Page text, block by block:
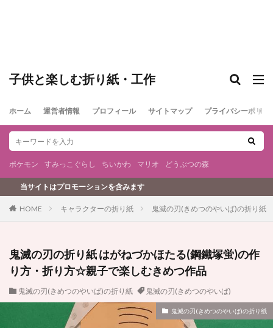
子供と楽しむ折り紙・工作
ホーム 運営者情報 プロフィール サイトマップ プライバシーポリシ
ポケモン すみっこぐらし ちいかわ マリオ どうぶつの森
ーションを含みます
HOME キャラクターの折り紙 鬼滅の刃(きめつのやいば)の折り紙
鬼滅の刃の折り紙 はがねづかほたる(鋼鐵塚蛍)の作
り方・折り方☆親子で楽しむきめつ作品
鬼滅の刃(きめつのやいば)の折り紙 鬼滅の刃(きめつのやいば)
鬼滅の刃(きめつのやいば)の折り紙